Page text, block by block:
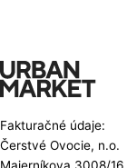
Fakturačné údaje:
Čerstvé Ovocie, n.o.
Majerníkova 3008/16